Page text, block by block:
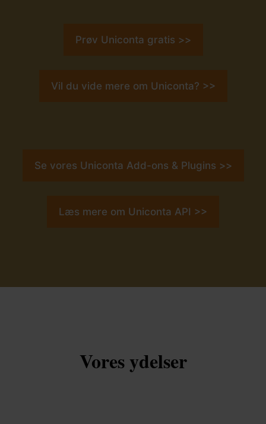
Prøv Uniconta gratis >>
Vil du vide mere om Uniconta? >>
Se vores Uniconta Add-ons & Plugins >>
Læs mere om Uniconta API >>
Vores ydelser